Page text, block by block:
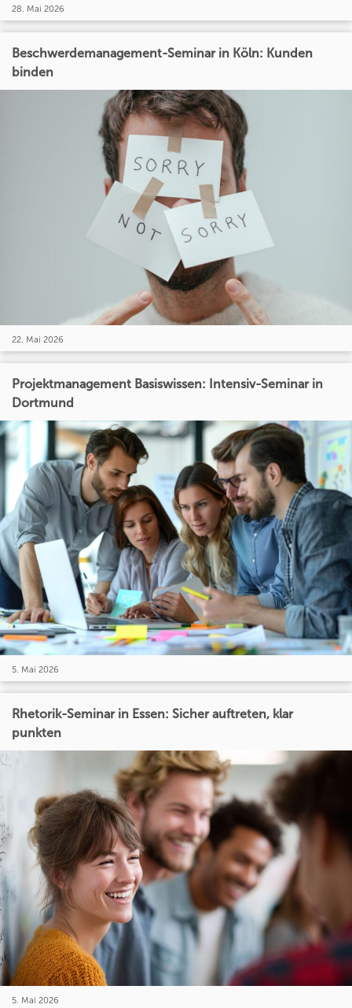
28. Mai 2026
Beschwerdemanagement-Seminar in Köln: Kunden
binden
22. Mai 2026
Projektmanagement Basiswissen: Intensiv-Seminar in
Dortmund
5. Mai 2026
Rhetorik-Seminar in Essen: Sicher auftreten, klar
punkten
5. Mai 2026